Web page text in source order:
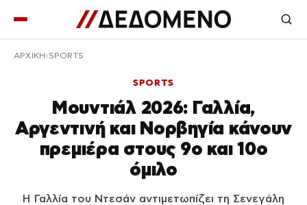
ΑΡΧΙΚΉ SPORTS
SPORTS
Μουντιάλ 2026: Γαλλία,
Αργεντινή και Νορβηγία κάνουν
πρεμιέρα στους 9ο και 10ο
όμιλο
Η Γαλλία του Ντεσάν αντιμετωπίζει τη Σενεγάλη